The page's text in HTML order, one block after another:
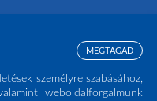
személyre szabásához,
weboldalforgalmunk
MEGTAGAD